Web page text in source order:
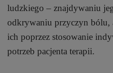
ludzkiego – znajdywaniu
odkrywaniu przyczyn bólu,
ich poprzez stosowanie
potrzeb pacjenta terapii.